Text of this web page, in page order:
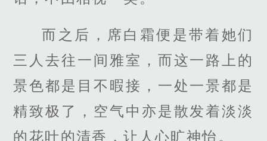
而之后，席白霜便是带着她们
三人去往一间雅室，而这一路上的
景色都是目不暇接，一处一景都是
精致极了，空气中亦是散发着淡淡
的花叶的清香，让人心旷神怡。